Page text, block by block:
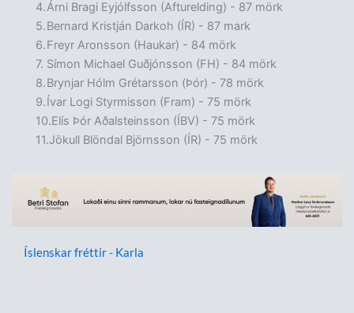
Árni Bragi Eyjólfsson (Afturelding) - 87 mörk
Bernard Kristján Darkoh (ÍR) - 87 mark
Freyr Aronsson (Haukar) - 84 mörk
Símon Michael Guðjónsson (FH) - 84 mörk
Brynjar Hólm Grétarsson (Þór) - 78 mörk
Ívar Logi Styrmisson (Fram) - 75 mörk
Elís Þór Aðalsteinsson (ÍBV) - 75 mörk
Jökull Blöndal Björnsson (ÍR) - 75 mörk
Íslenskar fréttir - Karla